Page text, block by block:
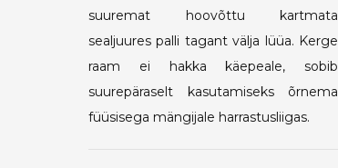
suuremat hoovõttu kartmata
sealjuures palli tagant välja lüüa. Kerge
raam ei hakka käepeale, sobib
suurepäraselt kasutamiseks õrnema
füüsisega mängijale harrastusliigas.